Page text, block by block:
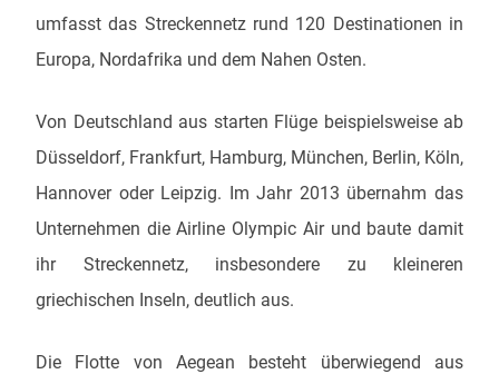
umfasst das Streckennetz rund 120 Destinationen in
Europa, Nordafrika und dem Nahen Osten.
Von Deutschland aus starten Flüge beispielsweise ab
Düsseldorf, Frankfurt, Hamburg, München, Berlin, Köln,
Hannover oder Leipzig. Im Jahr 2013 übernahm das
Unternehmen die Airline Olympic Air und baute damit
ihr Streckennetz, insbesondere zu kleineren
griechischen Inseln, deutlich aus.
Die Flotte von Aegean besteht überwiegend aus